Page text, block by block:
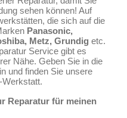
sehen können! Auf
die sich auf die
Panasonic,
Metz, Grundig etc.
Service gibt es
Nähe. Geben Sie in die
und finden Sie unsere
Reparatur für meinen